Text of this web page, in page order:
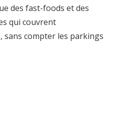
des fast-foods et des
qui couvrent
sans compter les parkings